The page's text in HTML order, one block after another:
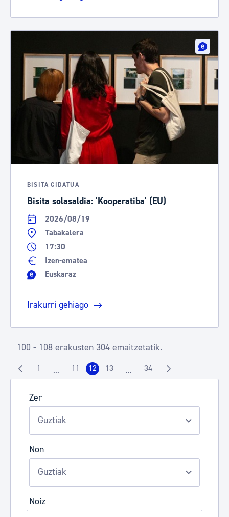
Zer
Non
Noiz
BISITA GIDATUA
Bisita solasaldia: 'Kooperatiba' (EU)
2026/08/19
Tabakalera
17:30
Izen-ematea
Euskaraz
Irakurri gehiago
100 - 108 erakusten 304 emaitzetatik.
Orrialdea
1 ...Intermediate Pages Use TAB to navigate.
Orrialdea
11 Orrialdea
12 Orrialdea
13 ...Intermediate Pages Use TAB
Orrialdea
34